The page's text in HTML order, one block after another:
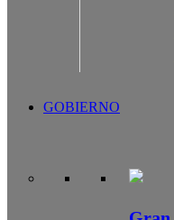
GOBIERNO